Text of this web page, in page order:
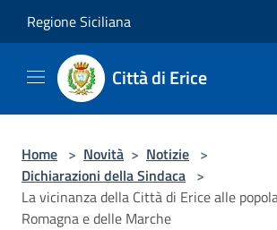
Regione Siciliana
Città di Erice
Home > Novità > Notizie >
Dichiarazioni della Sindaca >
La vicinanza della Città di Erice alle
Romagna e delle Marche